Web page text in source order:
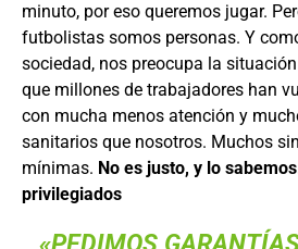
minuto, por eso queremos jugar.
futbolistas somos personas. Y
sociedad, nos preocupa la
que millones de trabajadores han
con mucha menos atención y
sanitarios que nosotros. Muchos
mínimas. No es justo, y lo
privilegiados